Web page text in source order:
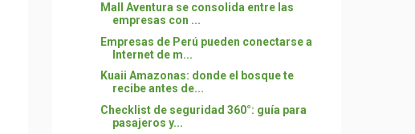
Mall Aventura se consolida entre las
empresas con ...
Empresas de Perú pueden conectarse a
Internet de m...
Kuaii Amazonas: donde el bosque te
recibe antes de...
Checklist de seguridad 360°: guía para
pasajeros y...